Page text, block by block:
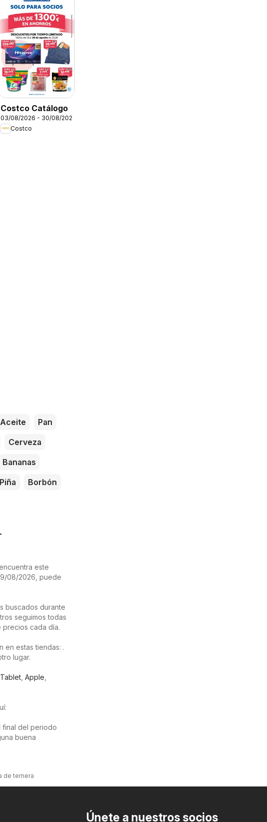
Costco Catálogo
03/08/2026 - 30/08/2026
Costco
Aceite
Pan
Cerveza
Bananas
Piña
Borbón
este
08/2026, puede
buscados durante
seguimos todas
precios cada día.
en estas tiendas: .
lugar.
Tablet Apple
final del periodo
buena
de ternera
Únete a nuestros socios